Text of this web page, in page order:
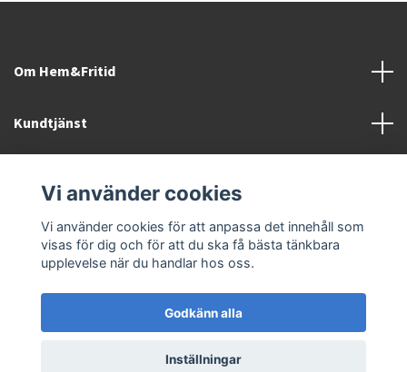
Om Hem&Fritid
Kundtjänst
Sociala medier
© 2026 Hem&Fritid i Sävsjö AB
Vi använder cookies
Vi använder cookies för att anpassa det innehåll som
visas för dig och för att du ska få bästa tänkbara
upplevelse när du handlar hos oss.
Godkänn alla
Inställningar